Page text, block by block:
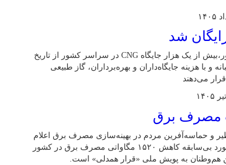
به گفته رئیس هیئت‌مدیره انجمن صنفی CNG کشور،بیش از یک هزار جایگاه CNG در سراسر کشور از تاریخ
و با هزینه جایگاه‌داران و بهره‌برداران، گاز طبیعی
مصرف برق
و حماسه‌آفرین مردم در بهینه‌سازی مصرف برق اعلام
کرد: طی ۲۴ ساعت گذشته (امروز ۳۰ تیرماه)، رکورد بی‌سابقه کاهش ۱۵۲۰ مگاواتی مصرف برق در کشور
هم‌وطنان به پویش ملی «قرار همدلی» است.